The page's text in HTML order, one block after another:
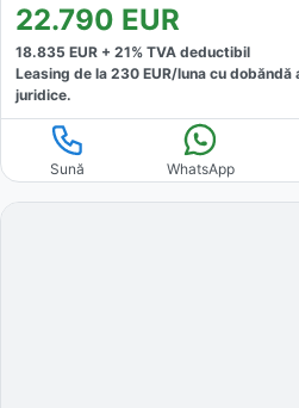
22.790 EUR
18.835 EUR + 21% TVA deductibil
Leasing de la 230 EUR/luna cu dobăndă
juridice.
Sună WhatsApp